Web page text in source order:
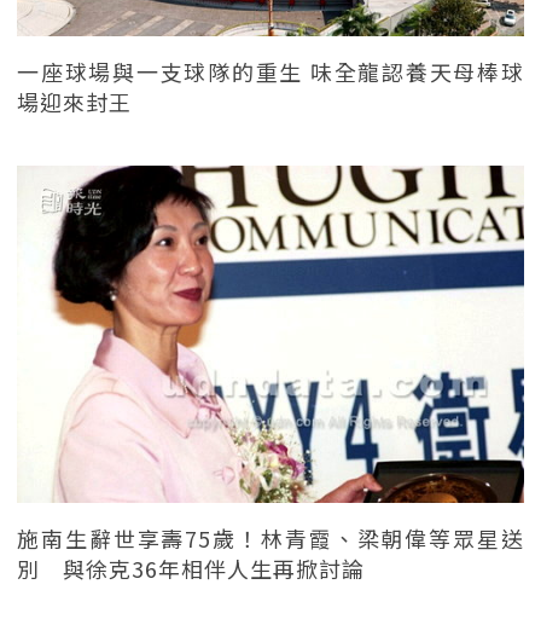
一座球場與一支球隊的重生 味全龍認養天母棒球
場迎來封王
施南生辭世享壽75歲！林青霞、梁朝偉等眾星送
別 與徐克36年相伴人生再掀討論